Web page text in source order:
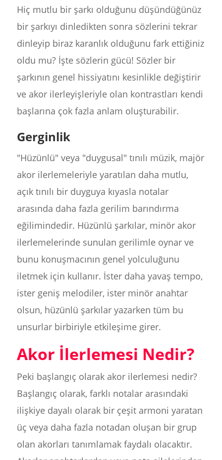
Hiç mutlu bir şarkı olduğunu düşündüğünüz
bir şarkıyı dinledikten sonra sözlerini tekrar
dinleyip biraz karanlık olduğunu fark ettiğiniz
oldu mu? İşte sözlerin gücü! Sözler bir
şarkının genel hissiyatını kesinlikle değiştirir
ve akor ilerleyişleriyle olan kontrastları kendi
başlarına çok fazla anlam oluşturabilir.
Gerginlik
"Hüzünlü" veya "duygusal" tınılı müzik, majör
akor ilerlemeleriyle yaratılan daha mutlu,
açık tınılı bir duyguya kıyasla notalar
arasında daha fazla gerilim barındırma
eğilimindedir. Hüzünlü şarkılar, minör akor
ilerlemelerinde sunulan gerilimle oynar ve
bunu konuşmacının genel yolculuğunu
iletmek için kullanır. İster daha yavaş tempo,
ister geniş melodiler, ister minör anahtar
olsun, hüzünlü şarkılar yazarken tüm bu
unsurlar birbiriyle etkileşime girer.
Akor İlerlemesi Nedir?
Peki başlangıç olarak akor ilerlemesi nedir?
Başlangıç olarak, farklı notalar arasındaki
ilişkiye dayalı olarak bir çeşit armoni yaratan
üç veya daha fazla notadan oluşan bir grup
olan akorları tanımlamak faydalı olacaktır.